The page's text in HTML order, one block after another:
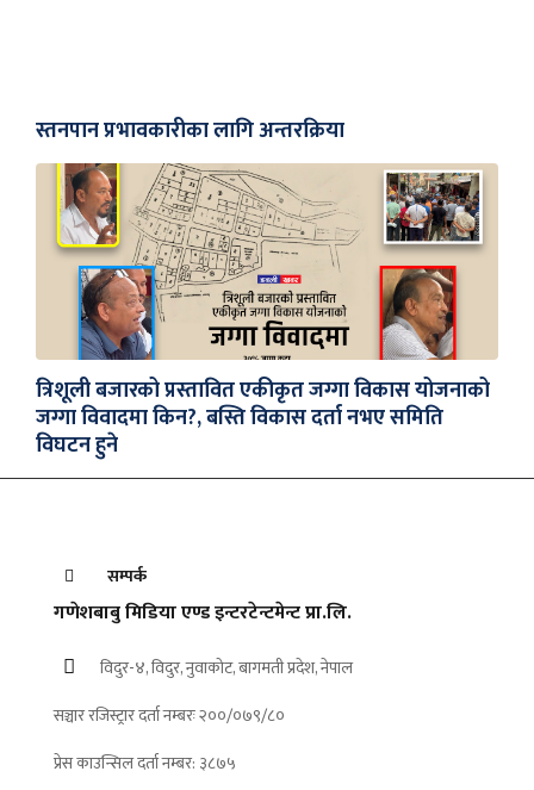
स्तनपान प्रभावकारीका लागि अन्तरक्रिया
त्रिशूली बजारको प्रस्तावित एकीकृत जग्गा विकास योजनाको
जग्गा विवादमा किन?, बस्ति विकास दर्ता नभए समिति
विघटन हुने
सम्पर्क
गणेशबाबु मिडिया एण्ड इन्टरटेन्टमेन्ट प्रा.लि.
विदुर-४, विदुर, नुवाकोट, बागमती प्रदेश, नेपाल
सञ्चार रजिस्ट्रार दर्ता नम्बरः २००/०७९/८०
प्रेस काउन्सिल दर्ता नम्बर: ३८७५